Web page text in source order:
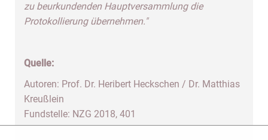
zu beurkundenden Hauptversammlung die
Protokollierung übernehmen."
Quelle:
Autoren: Prof. Dr. Heribert Heckschen / Dr. Matthias
Kreußlein
Fundstelle: NZG 2018, 401